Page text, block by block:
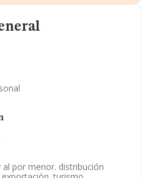
por menor. distribución
complementaria.